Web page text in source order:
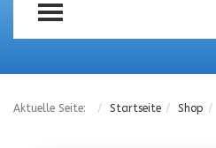
TOGGLE MENU
Aktuelle Seite: Startseite Shop